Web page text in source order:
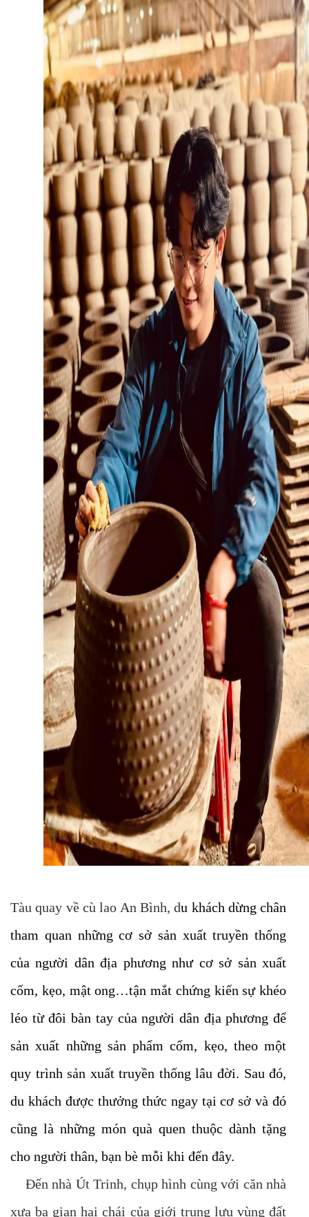
Tàu quay về cù lao An Bình, du khách dừng chân
tham quan những cơ sở sản xuất truyền thống
của người dân địa phương như cơ sở sản xuất
cốm, kẹo, mật ong…tận mắt chứng kiến sự khéo
léo từ đôi bàn tay của người dân địa phương để
sản xuất những sản phẩm cốm, kẹo, theo một
quy trình sản xuất truyền thống lâu đời. Sau đó,
du khách được thưởng thức ngay tại cơ sở và đó
cũng là những món quà quen thuộc dành tặng
cho người thân, bạn bè mỗi khi đến đây.
Đến nhà Út Trinh, chụp hình cùng với căn nhà
xưa ba gian hai chái của giới trung lưu vùng đất